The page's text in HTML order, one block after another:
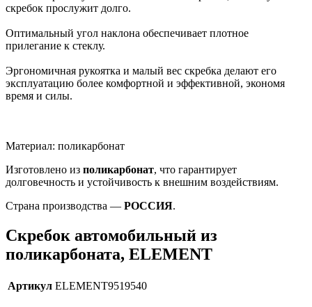
скребок прослужит долго.
Оптимальный угол наклона обеспечивает плотное
прилегание к стеклу.
Эргономичная рукоятка и малый вес скребка делают его
эксплуатацию более комфортной и эффективной, экономя
время и силы.
Материал: поликарбонат
Изготовлено из поликарбонат, что гарантирует
долговечность и устойчивость к внешним воздействиям.
Страна производства — РОССИЯ.
Скребок автомобильный из
поликарбоната, ELEMENT
Артикул ELEMENT9519540